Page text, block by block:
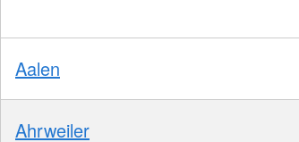
Aalen
Ahrweiler